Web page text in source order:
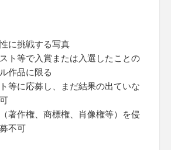
に挑戦する写真
ト等で入賞または入選したことの
作品に限る
等に応募し、まだ結果の出ていな
著作権、商標権、肖像権等）を侵
不可